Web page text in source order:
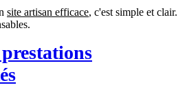
site artisan efficace, c'est simple et clair.